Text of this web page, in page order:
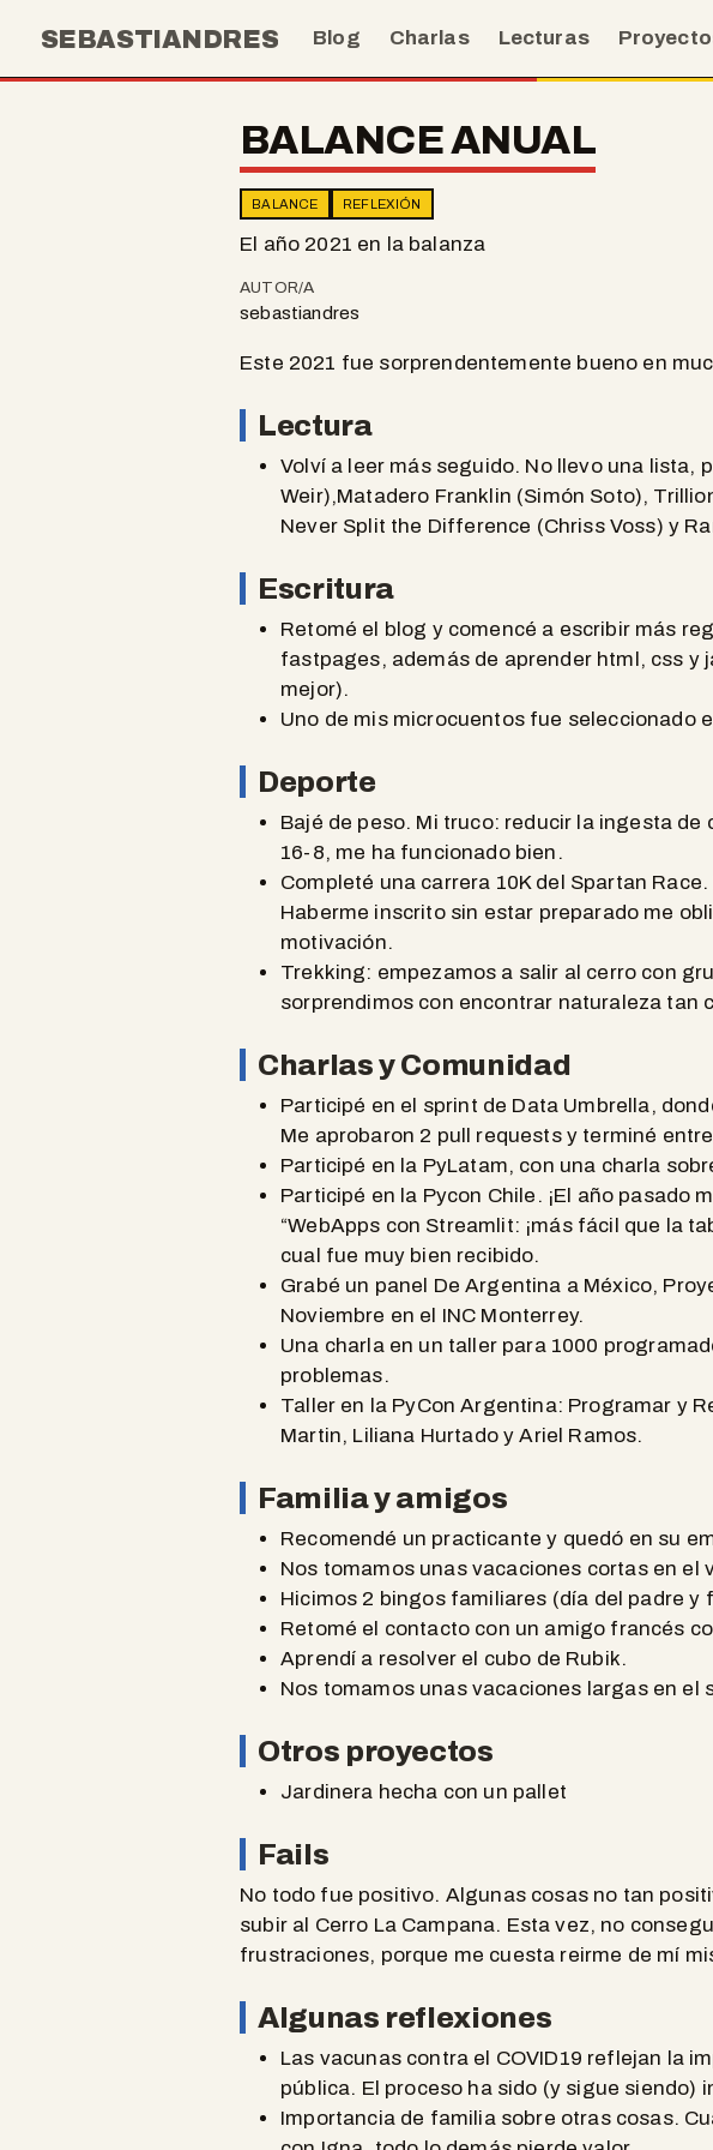
SEBASTIANDRES Blog Charlas Lecturas
BALANCE ANUAL
BALANCE REFLEXIÓN
El año 2021 en la balanza
AUTOR/A
sebastiandres
Este 2021 fue sorprendentemente bueno en
Lectura
Volví a leer más seguido. No llevo una lista,
Weir),Matadero Franklin (Simón Soto),
Never Split the Difference (Chriss Voss) y
Escritura
Retomé el blog y comencé a escribir más
fastpages, además de aprender html, css y
mejor).
Uno de mis microcuentos fue seleccionado
Deporte
Bajé de peso. Mi truco: reducir la ingesta
16-8, me ha funcionado bien.
Completé una carrera 10K del Spartan
Haberme inscrito sin estar preparado me
motivación.
Trekking: empezamos a salir al cerro con
sorprendimos con encontrar naturaleza tan
Charlas y Comunidad
Participé en el sprint de Data Umbrella,
Me aprobaron 2 pull requests y terminé
Participé en la PyLatam, con una charla
Participé en la Pycon Chile. ¡El año pasado
“WebApps con Streamlit: ¡más fácil que la
cual fue muy bien recibido.
Grabé un panel De Argentina a México,
Noviembre en el INC Monterrey.
Una charla en un taller para 1000
problemas.
Taller en la PyCon Argentina: Programar y
Martin, Liliana Hurtado y Ariel Ramos.
Familia y amigos
Recomendé un practicante y quedó en su
Nos tomamos unas vacaciones cortas en el
Hicimos 2 bingos familiares (día del padre y
Retomé el contacto con un amigo francés
Aprendí a resolver el cubo de Rubik.
Nos tomamos unas vacaciones largas en el
Otros proyectos
Jardinera hecha con un pallet
Fails
No todo fue positivo. Algunas cosas no tan
subir al Cerro La Campana. Esta vez, no
frustraciones, porque me cuesta reirme de mí
Algunas reflexiones
Las vacunas contra el COVID19 reflejan la
pública. El proceso ha sido (y sigue siendo)
Importancia de familia sobre otras cosas.